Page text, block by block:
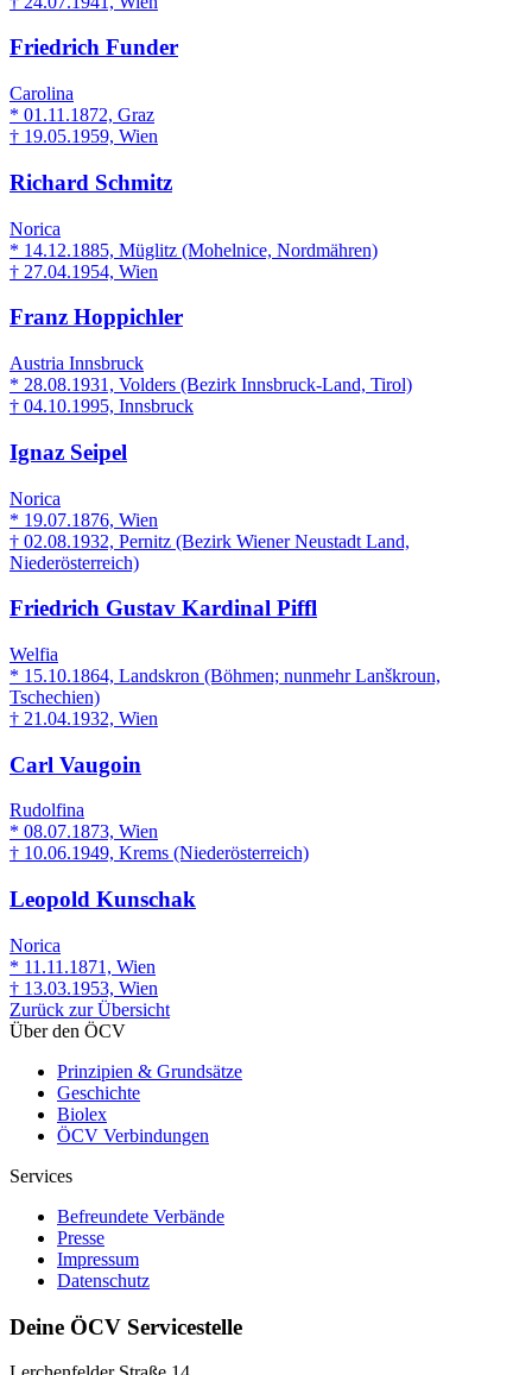
Friedrich Funder
Carolina
* 01.11.1872, Graz
† 19.05.1959, Wien
Richard Schmitz
Norica
* 14.12.1885, Müglitz (Mohelnice, Nordmähren)
† 27.04.1954, Wien
Franz Hoppichler
Austria Innsbruck
* 28.08.1931, Volders (Bezirk Innsbruck-Land, Tirol)
† 04.10.1995, Innsbruck
Ignaz Seipel
Norica
* 19.07.1876, Wien
† 02.08.1932, Pernitz (Bezirk Wiener Neustadt Land,
Niederösterreich)
Friedrich Gustav Kardinal Piffl
Welfia
* 15.10.1864, Landskron (Böhmen; nunmehr Lanškroun,
Tschechien)
† 21.04.1932, Wien
Carl Vaugoin
Rudolfina
* 08.07.1873, Wien
† 10.06.1949, Krems (Niederösterreich)
Leopold Kunschak
Norica
* 11.11.1871, Wien
† 13.03.1953, Wien
Zurück zur Übersicht
Über den ÖCV
Prinzipien & Grundsätze
Geschichte
Biolex
ÖCV Verbindungen
Services
Befreundete Verbände
Presse
Impressum
Datenschutz
Deine ÖCV Servicestelle